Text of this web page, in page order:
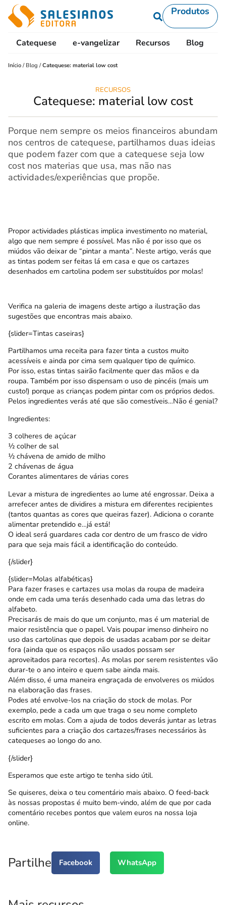
Produtos
Catequese e-vangelizar Recursos Blog
Início / Blog /Catequese: material low cost
RECURSOS
Catequese: material low cost
Porque nem sempre os meios financeiros abundam
nos centros de catequese, partilhamos duas ideias
que podem fazer com que a catequese seja low
cost nos materias que usa, mas não nas
actividades/experiências que propõe.
Propor actividades plásticas implica investimento no material,
algo que nem sempre é possível. Mas não é por isso que os
miúdos vão deixar de “pintar a manta”. Neste artigo, verás que
as tintas podem ser feitas lá em casa e que os cartazes
desenhados em cartolina podem ser substituídos por molas!
Verifica na galeria de imagens deste artigo a ilustração das
sugestões que encontras mais abaixo.
{slider=Tintas caseiras}
Partilhamos uma receita para fazer tinta a custos muito
acessíveis e ainda por cima sem qualquer tipo de químico.
Por isso, estas tintas sairão facilmente quer das mãos e da
roupa. Também por isso dispensam o uso de pincéis (mais um
custo!) porque as crianças podem pintar com os próprios dedos.
Pelos ingredientes verás até que são comestíveis…Não é genial?
Ingredientes:
3 colheres de açúcar
½ colher de sal
½ chávena de amido de milho
2 chávenas de água
Corantes alimentares de várias cores
Levar a mistura de ingredientes ao lume até engrossar. Deixa a
arrefecer antes de dividires a mistura em diferentes recipientes
(tantos quantas as cores que queiras fazer). Adiciona o corante
alimentar pretendido e…já está!
O ideal será guardares cada cor dentro de um frasco de vidro
para que seja mais fácil a identificação do conteúdo.
{/slider}
{slider=Molas alfabéticas}
Para fazer frases e cartazes usa molas da roupa de madeira
onde em cada uma terás desenhado cada uma das letras do
alfabeto.
Precisarás de mais do que um conjunto, mas é um material de
maior resistência que o papel. Vais poupar imenso dinheiro no
uso das cartolinas que depois de usadas acabam por se deitar
fora (ainda que os espaços não usados possam ser
aproveitados para recortes). As molas por serem resistentes vão
durar-te o ano inteiro e quem sabe ainda mais.
Além disso, é uma maneira engraçada de envolveres os miúdos
na elaboração das frases.
Podes até envolve-los na criação do stock de molas. Por
exemplo, pede a cada um que traga o seu nome completo
escrito em molas. Com a ajuda de todos deverás juntar as letras
suficientes para a criação dos cartazes/frases necessários às
catequeses ao longo do ano.
{/slider}
Esperamos que este artigo te tenha sido útil.
Se quiseres, deixa o teu comentário mais abaixo. O feed-back
às nossas propostas é muito bem-vindo, além de que por cada
comentário recebes pontos que valem euros na nossa loja
online.
Partilhe Facebook WhatsApp